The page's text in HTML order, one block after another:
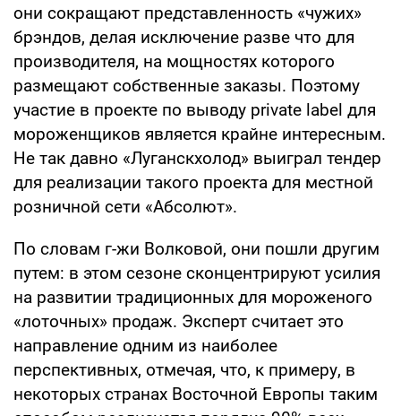
они сокращают представленность «чужих»
брэндов, делая исключение разве что для
производителя, на мощностях которого
размещают собственные заказы. Поэтому
участие в проекте по выводу private label для
мороженщиков является крайне интересным.
Не так давно «Луганскхолод» выиграл тендер
для реализации такого проекта для местной
розничной сети «Абсолют».
По словам г-жи Волковой, они пошли другим
путем: в этом сезоне сконцентрируют усилия
на развитии традиционных для мороженого
«лоточных» продаж. Эксперт считает это
направление одним из наиболее
перспективных, отмечая, что, к примеру, в
некоторых странах Восточной Европы таким